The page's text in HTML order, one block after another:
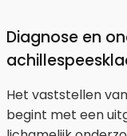
Diagnose en
Het vaststellen
begint met een